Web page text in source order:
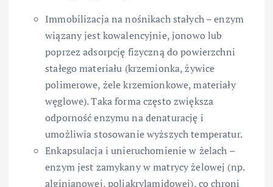
Immobilizacja na nośnikach stałych – enzym
wiązany jest kowalencyjnie, jonowo lub
poprzez adsorpcję fizyczną do powierzchni
stałego materiału (krzemionka, żywice
polimerowe, żele krzemionkowe, materiały
węglowe). Taka forma często zwiększa
odporność enzymu na denaturację i
umożliwia stosowanie wyższych temperatur.
Enkapsulacja i unieruchomienie w żelach –
enzym jest zamykany w matrycy żelowej (np.
alginianowej, poliakrylamidowej), co chroni